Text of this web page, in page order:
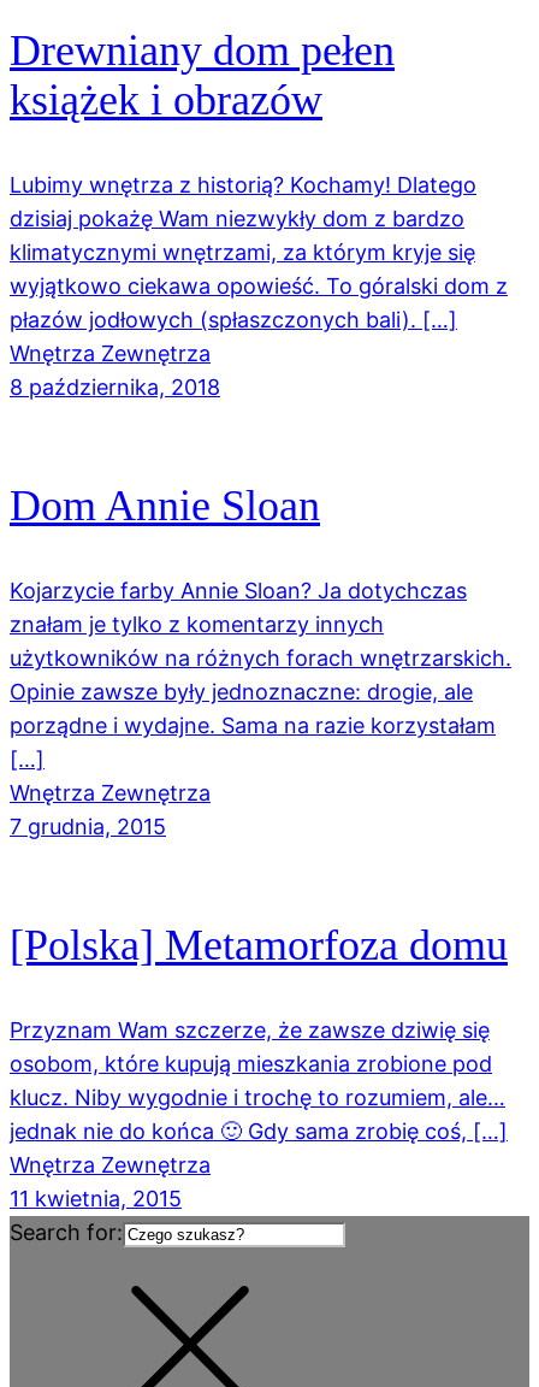
Drewniany dom pełen
książek i obrazów
Lubimy wnętrza z historią? Kochamy! Dlatego
dzisiaj pokażę Wam niezwykły dom z bardzo
klimatycznymi wnętrzami, za którym kryje się
wyjątkowo ciekawa opowieść. To góralski dom z
płazów jodłowych (spłaszczonych bali). […]
Wnętrza Zewnętrza
8 października, 2018
Dom Annie Sloan
Kojarzycie farby Annie Sloan? Ja dotychczas
znałam je tylko z komentarzy innych
użytkowników na różnych forach wnętrzarskich.
Opinie zawsze były jednoznaczne: drogie, ale
porządne i wydajne. Sama na razie korzystałam
[…]
Wnętrza Zewnętrza
7 grudnia, 2015
[Polska] Metamorfoza domu
Przyznam Wam szczerze, że zawsze dziwię się
osobom, które kupują mieszkania zrobione pod
klucz. Niby wygodnie i trochę to rozumiem, ale…
jednak nie do końca 🙂 Gdy sama zrobię coś, […]
Wnętrza Zewnętrza
11 kwietnia, 2015
Search for: